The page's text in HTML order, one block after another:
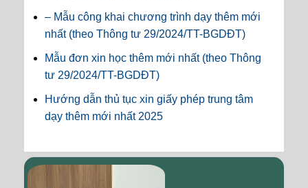
– Mẫu công khai chương trình dạy thêm mới
nhất (theo Thông tư 29/2024/TT-BGDĐT)
Mẫu đơn xin học thêm mới nhất (theo Thông
tư 29/2024/TT-BGDĐT)
Hướng dẫn thủ tục xin giấy phép trung tâm
dạy thêm mới nhất 2025